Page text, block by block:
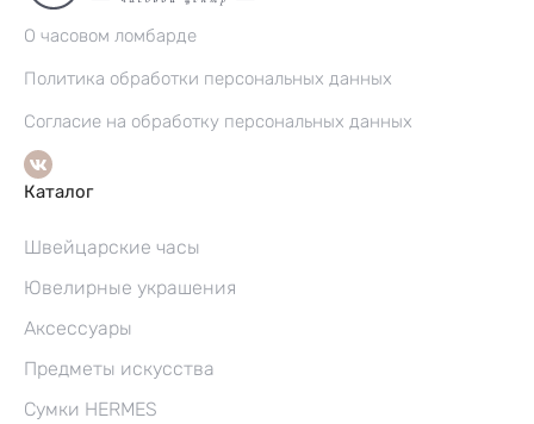
О часовом ломбарде
Политика обработки персональных данных
Согласие на обработку персональных данных
Каталог
Швейцарские часы
Ювелирные украшения
Аксессуары
Предметы искусства
Сумки HERMES